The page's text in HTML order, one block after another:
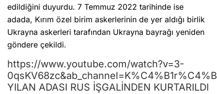
edildiğini duyurdu. 7 Temmuz 2022 tarihinde ise
adada, Kırım özel birim askerlerinin de yer aldığı birlik
Ukrayna askerleri tarafından Ukrayna bayrağı yeniden
göndere çekildi.
https://www.youtube.com/watch?v=3-
YILAN ADASI RUS İŞGALİNDEN KURTARILDI